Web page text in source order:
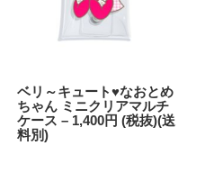
ベリ～キュート♥なおとめ
ちゃん ミニクリアマルチ
ケース – 1,400円 (税抜)(送
料別)